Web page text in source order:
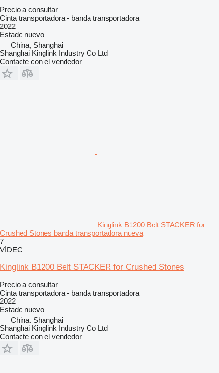
Precio a consultar
Cinta transportadora - banda transportadora
2022
Estado nuevo
China, Shanghai
Shanghai Kinglink Industry Co Ltd
Contacte con el vendedor
Kinglink B1200 Belt STACKER for
Crushed Stones banda transportadora nueva
7
VÍDEO
Kinglink B1200 Belt STACKER for Crushed Stones
Precio a consultar
Cinta transportadora - banda transportadora
2022
Estado nuevo
China, Shanghai
Shanghai Kinglink Industry Co Ltd
Contacte con el vendedor